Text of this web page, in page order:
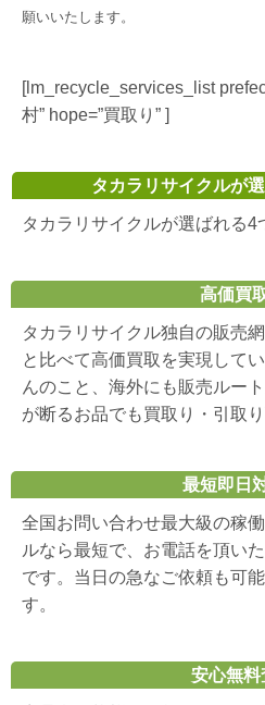
願いいたします。
[lm_recycle_services_list
村” hope=”買取り” ]
タカラリサイクルが
タカラリサイクルが選ばれる4
高価買
タカラリサイクル独自の販売
と比べて高価買取を実現して
んのこと、海外にも販売ルー
が断るお品でも買取り・引取
最短即日
全国お問い合わせ最大級の稼
ルなら最短で、お電話を頂い
です。当日の急なご依頼も可
す。
安心無料